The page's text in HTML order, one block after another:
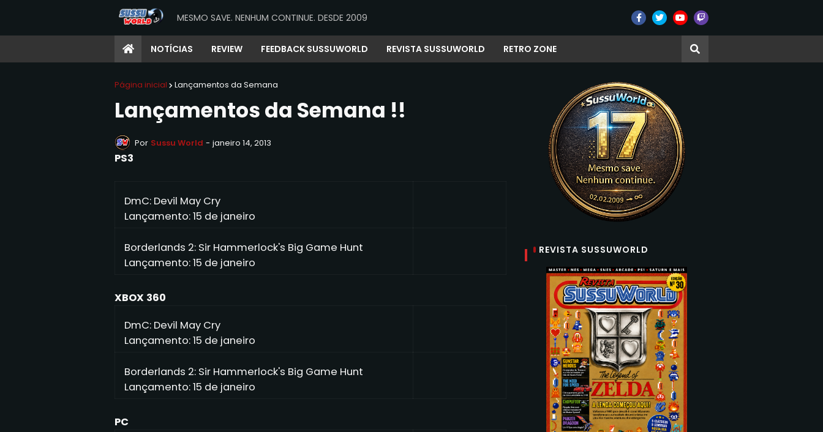
MESMO SAVE. NENHUM CONTINUE. DESDE 2009
NOTÍCIAS REVIEW FEEDBACK SUSSUWORLD REVISTA SUSSUWORLD RETRO ZONE
Página inicial Lançamentos da Semana
Lançamentos da Semana !!
Por Sussu World - janeiro 14, 2013
PS3
DmC: Devil May Cry
Lançamento: 15 de janeiro
Borderlands 2: Sir Hammerlock's Big Game Hunt
Lançamento: 15 de janeiro
XBOX 360
DmC: Devil May Cry
Lançamento: 15 de janeiro
Borderlands 2: Sir Hammerlock's Big Game Hunt
Lançamento: 15 de janeiro
PC
REVISTA SUSSUWORLD